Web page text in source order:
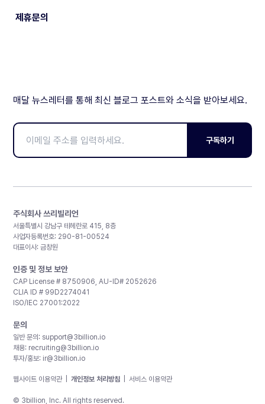
제휴문의
매달 뉴스레터를 통해 최신 블로그 포스트와 소식을 받아보세요.
구독하기
주식회사 쓰리빌리언
서울특별시 강남구 테헤란로 415, 8층
사업자등록번호: 290-81-00524
대표이사: 금창원
인증 및 정보 보안
CAP License # 8750906, AU-ID# 2052626
CLIA ID # 99D2274041
ISO/IEC 27001:2022
문의
일반 문의: support@3billion.io
채용: recruiting@3billion.io
투자/홍보: ir@3billion.io
웹사이트 이용약관 개인정보 처리방침 서비스 이용약관
© 3billion, Inc. All rights reserved.